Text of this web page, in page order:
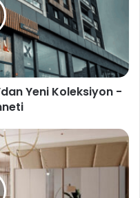
Yeni Koleksiyon -